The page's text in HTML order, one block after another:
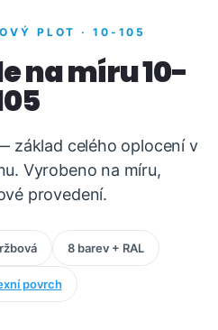
PLOT · 10-105
na míru 10-
základ celého oplocení v
Vyrobeno na míru,
provedení.
8 barev + RAL
povrch